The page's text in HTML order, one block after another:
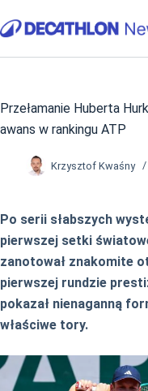
do
Przełamanie Huberta
awans w rankingu ATP
Krzysztof Kwaśny
Po serii słabszych
pierwszej setki
zanotował znakomite
pierwszej rundzie
pokazał nienaganną
właściwe tory.